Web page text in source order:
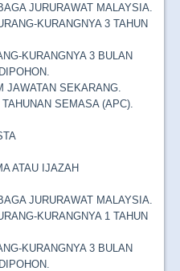
JURURAWAT MALAYSIA.
KURANGNYA 3 TAHUN
KURANGNYA 3 BULAN
JAWATAN SEKARANG.
SEMASA (APC).
ATAU IJAZAH
JURURAWAT MALAYSIA.
KURANGNYA 1 TAHUN
KURANGNYA 3 BULAN